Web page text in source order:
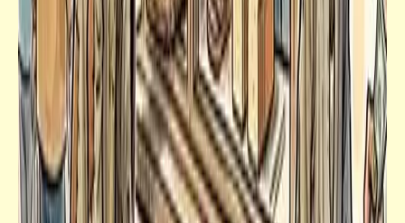
خبر
حقيقتان هامّتان يكشفهما "زاهي حواس" بعد
اكتشافه لمقبرة السيد الرئيس